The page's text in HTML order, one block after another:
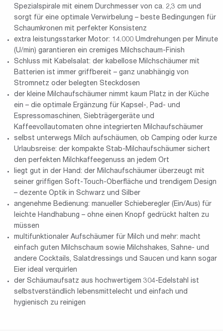
Spezialspirale mit einem Durchmesser von ca. 2,3 cm und
sorgt für eine optimale Verwirbelung – beste Bedingungen für
Schaumkronen mit perfekter Konsistenz
extra leistungsstarker Motor: 14.000 Umdrehungen per Minute
(U/min) garantieren ein cremiges Milchschaum-Finish
Schluss mit Kabelsalat: der kabellose Milchschäumer mit
Batterien ist immer griffbereit – ganz unabhängig von
Stromnetz oder belegten Steckdosen
der kleine Milchaufschäumer nimmt kaum Platz in der Küche
ein – die optimale Ergänzung für Kapsel-, Pad- und
Espressomaschinen, Siebträgergeräte und
Kaffeevollautomaten ohne integrierten Milchaufschäumer
selbst unterwegs Milch aufschäumen, ob Camping oder kurze
Urlaubsreise: der kompakte Stab-Milchaufschäumer sichert
den perfekten Milchkaffeegenuss an jedem Ort
liegt gut in der Hand: der Milchaufschäumer überzeugt mit
seiner griffigen Soft-Touch-Oberfläche und trendigem Design
– dezente Optik in Schwarz und Silber
angenehme Bedienung: manueller Schieberegler (Ein/Aus) für
leichte Handhabung – ohne einen Knopf gedrückt halten zu
müssen
multifunktionaler Aufschäumer für Milch und mehr: macht
einfach guten Milchschaum sowie Milchshakes, Sahne- und
andere Cocktails, Salatdressings und Saucen und kann sogar
Eier ideal verquirlen
der Schäumaufsatz aus hochwertigem 304-Edelstahl ist
selbstverständlich lebensmittelecht und einfach und
hygienisch zu reinigen